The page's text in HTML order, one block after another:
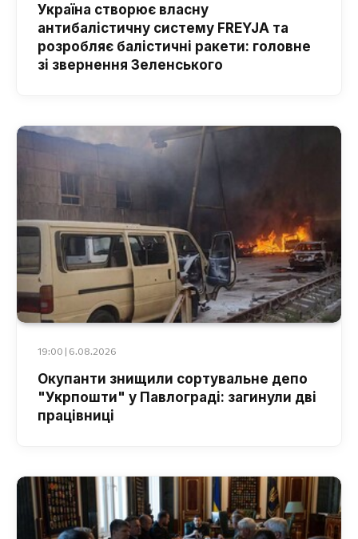
Україна створює власну
антибалістичну систему FREYJA та
розробляє балістичні ракети: головне
зі звернення Зеленського
19:00 | 6.08.2026
Окупанти знищили сортувальне депо
"Укрпошти" у Павлограді: загинули дві
працівниці